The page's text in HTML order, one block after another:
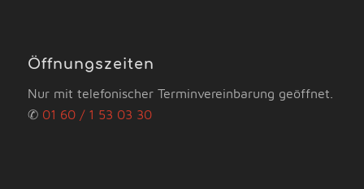
Öffnungszeiten
Nur mit telefonischer Terminvereinbarung geöffnet.
✆ 01 60 / 1 53 03 30